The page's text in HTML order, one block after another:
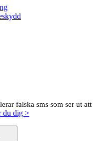
falska sms som ser ut att
du dig >